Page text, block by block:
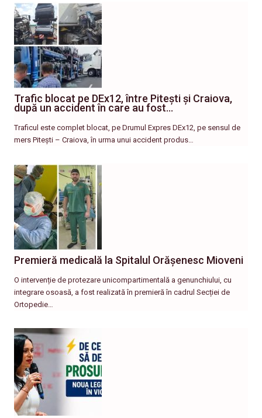
Trafic blocat pe DEx12, între Pitești și Craiova,
după un accident în care au fost…
Traficul este complet blocat, pe Drumul Expres DEx12, pe sensul de
mers Pitești – Craiova, în urma unui accident produs…
Premieră medicală la Spitalul Orășenesc Mioveni
O intervenție de protezare unicompartimentală a genunchiului, cu
integrare osoasă, a fost realizată în premieră în cadrul Secției de
Ortopedie…